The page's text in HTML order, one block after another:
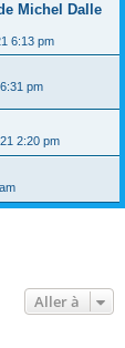
Michel Dalle
6:13 pm
pm
2:20 pm
Aller à